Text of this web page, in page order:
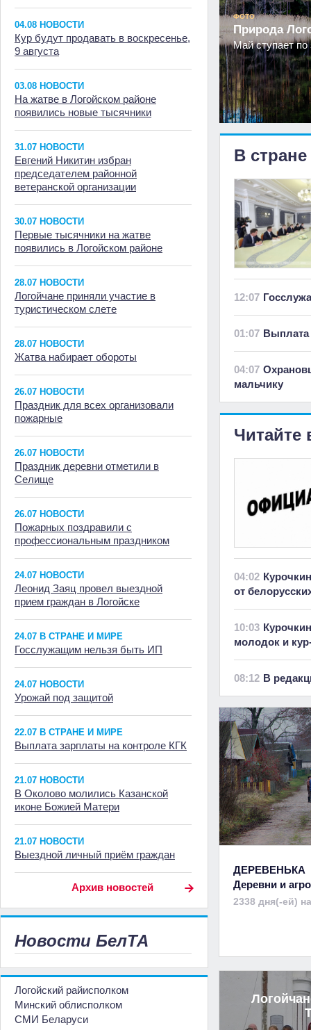
04.08 НОВОСТИ
Кур будут продавать в воскресенье,
9 августа
03.08 НОВОСТИ
На жатве в Логойском районе
появились новые тысячники
31.07 НОВОСТИ
Евгений Никитин избран
председателем районной
ветеранской организации
30.07 НОВОСТИ
Первые тысячники на жатве
появились в Логойском районе
28.07 НОВОСТИ
Логойчане приняли участие в
туристическом слете
28.07 НОВОСТИ
Жатва набирает обороты
26.07 НОВОСТИ
Праздник для всех организовали
пожарные
26.07 НОВОСТИ
Праздник деревни отметили в
Селище
26.07 НОВОСТИ
Пожарных поздравили с
профессиональным праздником
24.07 НОВОСТИ
Леонид Заяц провел выездной
прием граждан в Логойске
24.07 В СТРАНЕ И МИРЕ
Госслужащим нельзя быть ИП
24.07 НОВОСТИ
Урожай под защитой
22.07 В СТРАНЕ И МИРЕ
Выплата зарплаты на контроле КГК
21.07 НОВОСТИ
В Околово молились Казанской
иконе Божией Матери
21.07 НОВОСТИ
Выездной личный приём граждан
Архив новостей
Новости БелТА
Логойский райисполком
Минский облисполком
СМИ Беларуси
ФОТО
Природа
Май ступает по
В
12:07
01:07 Выплата
04:07
мальчику
Читайте
04:02
от
10:03
молодок и
08:12 В
ДЕРЕВЕНЬКА
Деревни и
2338 дня(-ей)